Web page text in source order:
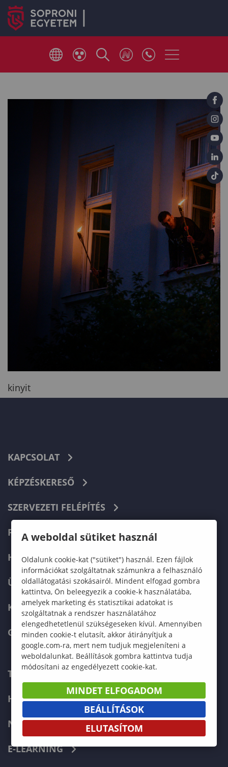
kinyit
KAPCSOLAT
KÉPZÉSKERESŐ
SZERVEZETI FELÉPÍTÉS
FELVÉTELIZŐKNEK
HALLGATÓKNAK
ÜZLETI PARTNEREKNEK
KARRIER
GREEN UNIVERSITY
TELEFONKÖNYV
HIBABEJELENTÉS
NEPTUN
E-LEARNING
A weboldal sütiket használ
Oldalunk cookie-kat ("sütiket") használ. Ezen fájlok
információkat szolgáltatnak számunkra a felhasználó
oldallátogatási szokásairól. Mindent elfogad gombra
kattintva, Ön beleegyezik a cookie-k használatába,
amelyek marketing és statisztikai adatokat is
szolgáltatnak a rendszer használatához
elengedhetetlenül szükségeseken kívül. Amennyiben
minden cookie-t elutasít, akkor átirányítjuk a
google.com-ra, mert nem tudjuk megjeleníteni a
weboldalunkat. Beállítások gombra kattintva tudja
módosítani az engedélyezett cookie-kat.
MINDET ELFOGADOM
BEÁLLÍTÁSOK
ELUTASÍTOM